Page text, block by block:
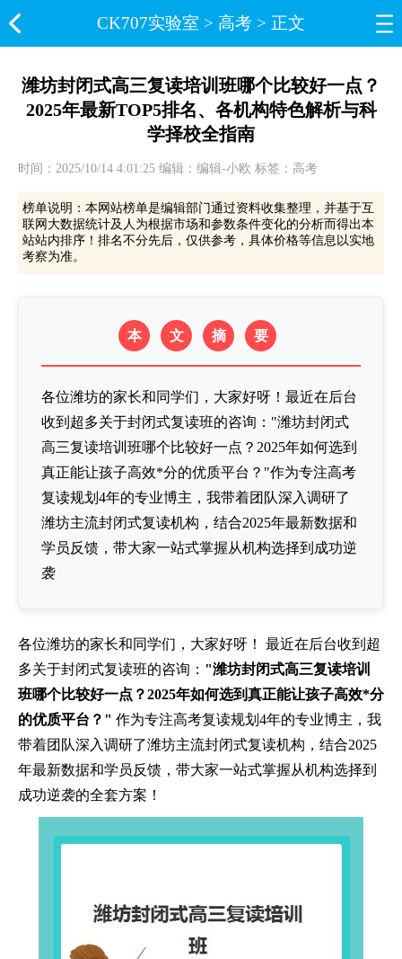
CK707实验室​ > 高考 > 正文
潍坊封闭式高三复读培训班哪个比较好一点？
2025年最新TOP5排名、各机构特色解析与科
学择校全指南
时间：2025/10/14 4:01:25 编辑：编辑-小欧 标签：高考
榜单说明：本网站榜单是编辑部门通过资料收集整理，并基于互
联网大数据统计及人为根据市场和参数条件变化的分析而得出本
站站内排序！排名不分先后，仅供参考，具体价格等信息以实地
考察为准。
本 文 摘 要
各位潍坊的家长和同学们，大家好呀！最近在后台
收到超多关于封闭式复读班的咨询："潍坊封闭式
高三复读培训班哪个比较好一点？2025年如何选到
真正能让孩子高效*分的优质平台？"作为专注高考
复读规划4年的专业博主，我带着团队深入调研了
潍坊主流封闭式复读机构，结合2025年最新数据和
学员反馈，带大家一站式掌握从机构选择到成功逆
袭
各位潍坊的家长和同学们，大家好呀！ 最近在后台收到超
多关于封闭式复读班的咨询： "潍坊封闭式高三复读培训
班哪个比较好一点？2025年如何选到真正能让孩子高效*分
的优质平台？" 作为专注高考复读规划4年的专业博主，我
带着团队深入调研了潍坊主流封闭式复读机构，结合2025
年最新数据和学员反馈，带大家一站式掌握从机构选择到
成功逆袭的全套方案！